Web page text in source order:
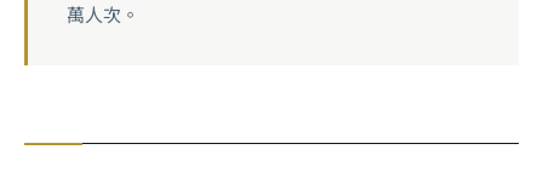
萬人次。